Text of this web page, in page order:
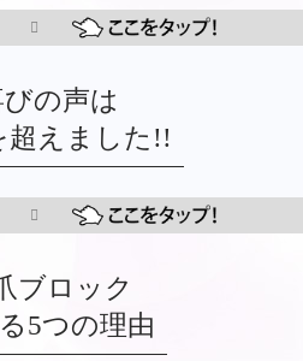
の声は
超えました!!
ブロック
5つの理由